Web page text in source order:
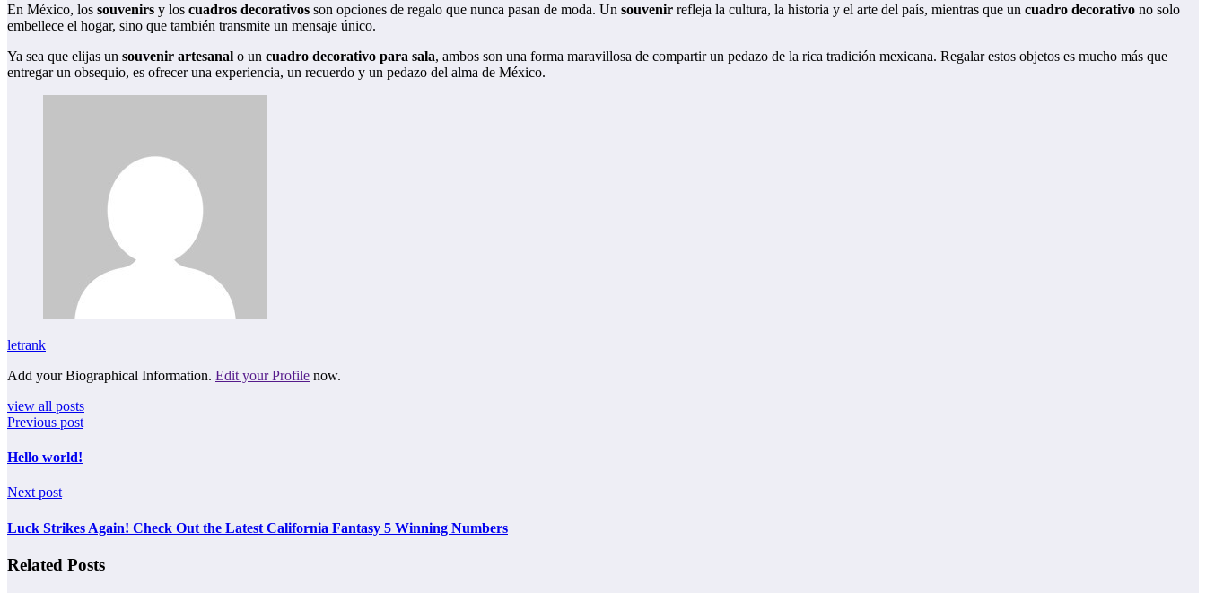
En México, los souvenirs y los cuadros decorativos son opciones de regalo que nunca pasan de moda. Un souvenir refleja la cultura, la historia y el arte del país, mientras que un cuadro decorativo no solo
embellece el hogar, sino que también transmite un mensaje único.
Ya sea que elijas un souvenir artesanal o un cuadro decorativo para sala, ambos son una forma maravillosa de compartir un pedazo de la rica tradición mexicana. Regalar estos objetos es mucho más que
entregar un obsequio, es ofrecer una experiencia, un recuerdo y un pedazo del alma de México.
letrank
Add your Biographical Information. Edit your Profile now.
view all posts
Previous post
Hello world!
Next post
Luck Strikes Again! Check Out the Latest California Fantasy 5 Winning Numbers
Related Posts